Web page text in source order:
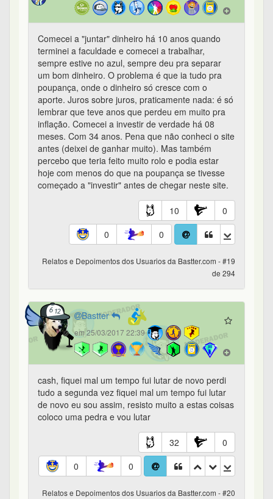
Comecei a "juntar" dinheiro há 10 anos quando
terminei a faculdade e comecei a trabalhar,
sempre estive no azul, sempre deu pra separar
um bom dinheiro. O problema é que ia tudo pra
poupança, onde o dinheiro só cresce com o
aporte. Juros sobre juros, praticamente nada: é só
lembrar que teve anos que perdeu em muito pra
inflação. Comecei a investir de verdade há 08
meses. Com 34 anos. Pena que não conheci o site
antes (deixei de ganhar muito). Mas também
percebo que teria feito muito rolo e podia estar
hoje com menos do que na poupança se tivesse
começado a "investir" antes de chegar neste site.
10
0
0
0
Relatos e Depoimentos dos Usuarios da Bastter.com - #19
de 294
Bastter
em 25/03/2017 22:39
cash, fiquei mal um tempo fui lutar de novo perdi
tudo a segunda vez fiquei mal um tempo fui lutar
de novo eu sou assim, resisto muito a estas coisas
coloco uma pedra e vou lutar
32
0
0
0
Relatos e Depoimentos dos Usuarios da Bastter.com - #20